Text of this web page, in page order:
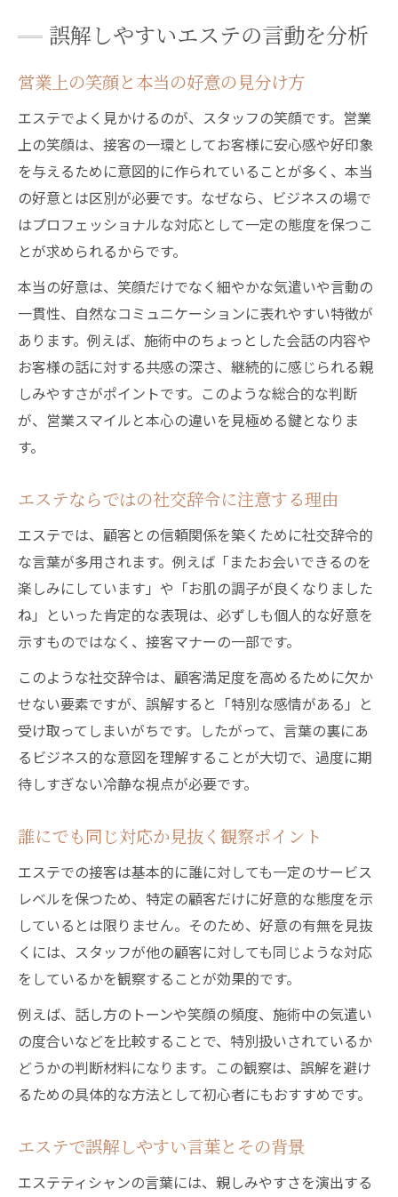
誤解しやすいエステの言動を分析
営業上の笑顔と本当の好意の見分け方
エステでよく見かけるのが、スタッフの笑顔です。営業
上の笑顔は、接客の一環としてお客様に安心感や好印象
を与えるために意図的に作られていることが多く、本当
の好意とは区別が必要です。なぜなら、ビジネスの場で
はプロフェッショナルな対応として一定の態度を保つこ
とが求められるからです。
本当の好意は、笑顔だけでなく細やかな気遣いや言動の
一貫性、自然なコミュニケーションに表れやすい特徴が
あります。例えば、施術中のちょっとした会話の内容や
お客様の話に対する共感の深さ、継続的に感じられる親
しみやすさがポイントです。このような総合的な判断
が、営業スマイルと本心の違いを見極める鍵となりま
す。
エステならではの社交辞令に注意する理由
エステでは、顧客との信頼関係を築くために社交辞令的
な言葉が多用されます。例えば「またお会いできるのを
楽しみにしています」や「お肌の調子が良くなりました
ね」といった肯定的な表現は、必ずしも個人的な好意を
示すものではなく、接客マナーの一部です。
このような社交辞令は、顧客満足度を高めるために欠か
せない要素ですが、誤解すると「特別な感情がある」と
受け取ってしまいがちです。したがって、言葉の裏にあ
るビジネス的な意図を理解することが大切で、過度に期
待しすぎない冷静な視点が必要です。
誰にでも同じ対応か見抜く観察ポイント
エステでの接客は基本的に誰に対しても一定のサービス
レベルを保つため、特定の顧客だけに好意的な態度を示
しているとは限りません。そのため、好意の有無を見抜
くには、スタッフが他の顧客に対しても同じような対応
をしているかを観察することが効果的です。
例えば、話し方のトーンや笑顔の頻度、施術中の気遣い
の度合いなどを比較することで、特別扱いされているか
どうかの判断材料になります。この観察は、誤解を避け
るための具体的な方法として初心者にもおすすめです。
エステで誤解しやすい言葉とその背景
エステティシャンの言葉には、親しみやすさを演出する